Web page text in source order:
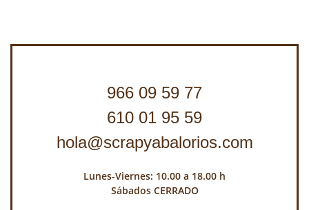
966 09 59 77
610 01 95 59
hola@scrapyabalorios.com
Lunes-Viernes: 10.00 a 18.00 h
Sábados CERRADO